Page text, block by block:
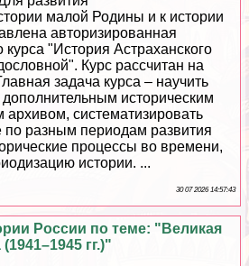
малой Родины и к истории
авторизированная
курса "История Астpaxaнского
Курс рассчитан на
задача курса – научить
историческим
систематизировать
по разным периодам развития
процессы во времени,
истории. ...
30 07 2026 14:57:43
России по теме: "Великая
гг.)"